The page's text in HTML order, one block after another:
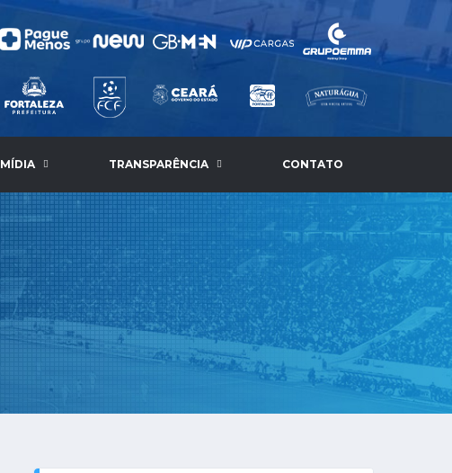
MÍDIA TRANSPARÊNCIA CONTATO